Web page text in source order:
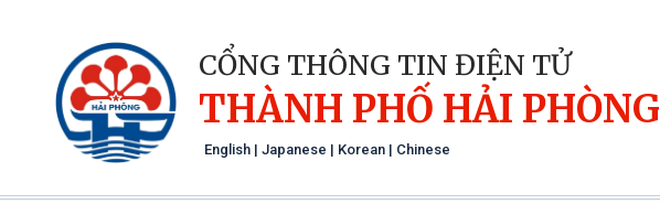
CỔNG THÔNG TIN ĐIỆN TỬ
THÀNH PHỐ HẢI PHÒNG
English | Japanese | Korean | Chinese